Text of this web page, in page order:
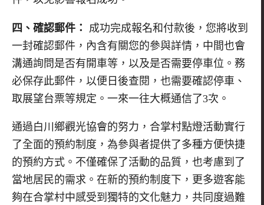
四、確認郵件：
成功完成報名和付款後，您將收到
一封確認郵件，內含有關您的參與詳情，中間也會
溝通詢問是否有開車等，以及是否需要停車位。務
必保存此郵件，以便日後查閱，也需要確認停車、
取展望台票等規定。一來一往大概通信了3次。
通過白川鄉觀光協會的努力，合掌村點燈活動實行
了全面的預約制度，為參與者提供了多種方便快捷
的預約方式。不僅確保了活動的品質，也考慮到了
當地居民的需求。在新的預約制度下，更多遊客能
夠在合掌村中感受到獨特的文化魅力，共同度過難